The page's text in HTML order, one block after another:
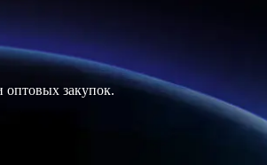
оптовых закупок.